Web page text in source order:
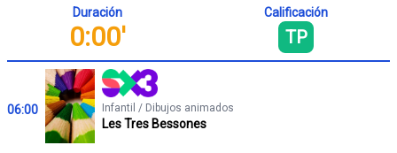
Duración
0:00'
Calificación
TP
06:00 Infantil / Dibujos animados
Les Tres Bessones